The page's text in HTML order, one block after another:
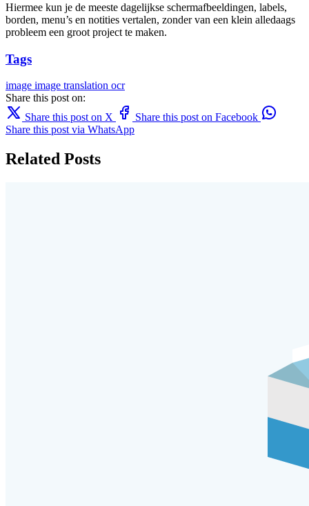
Hiermee kun je de meeste dagelijkse schermafbeeldingen, labels,
borden, menu’s en notities vertalen, zonder van een klein alledaags
probleem een groot project te maken.
Tags
image image translation ocr
Share this post on:
Share this post on X
Share this post on Facebook
Share this post via WhatsApp
Related Posts